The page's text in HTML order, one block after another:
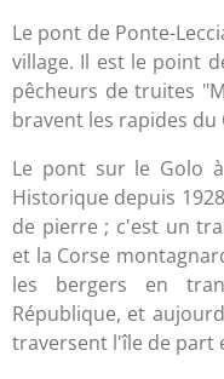
Le pont de Ponte-
village. Il est le point
pêcheurs de truites
bravent les rapides
Le pont sur le Golo
Historique depuis
de pierre ; c'est un
et la Corse
les bergers en
République, et
traversent l'île de part